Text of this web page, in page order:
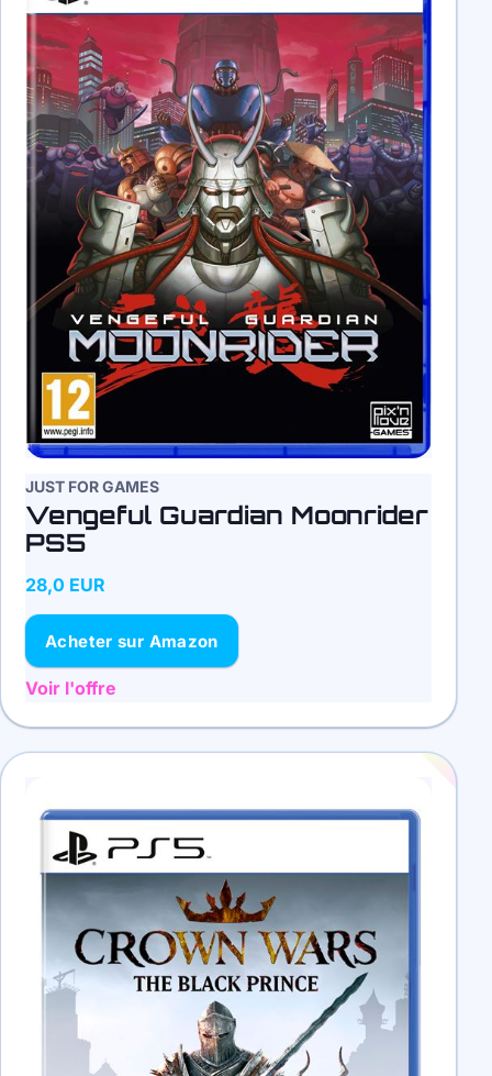
JUST FOR GAMES
Vengeful Guardian Moonrider
PS5
28,0 EUR
Acheter sur Amazon
Voir l'offre